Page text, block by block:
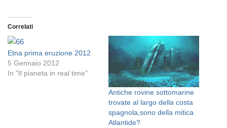
Correlati
Etna prima eruzione 2012
5 Gennaio 2012
In "Il pianeta in real time"
Antiche rovine sottomarine
trovate al largo della costa
spagnola,sono della mitica
Atlantide?